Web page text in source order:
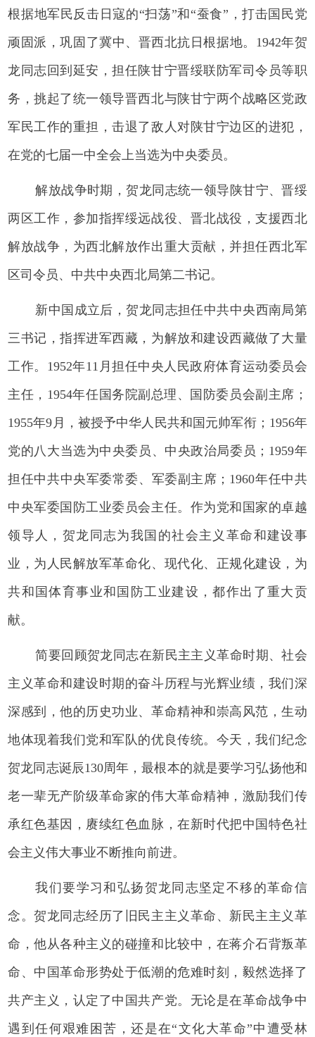
根据地军民反击日寇的“扫荡”和“蚕食”，打击国民党
顽固派，巩固了冀中、晋西北抗日根据地。1942年贺
龙同志回到延安，担任陕甘宁晋绥联防军司令员等职
务，挑起了统一领导晋西北与陕甘宁两个战略区党政
军民工作的重担，击退了敌人对陕甘宁边区的进犯，
在党的七届一中全会上当选为中央委员。
解放战争时期，贺龙同志统一领导陕甘宁、晋绥
两区工作，参加指挥绥远战役、晋北战役，支援西北
解放战争，为西北解放作出重大贡献，并担任西北军
区司令员、中共中央西北局第二书记。
新中国成立后，贺龙同志担任中共中央西南局第
三书记，指挥进军西藏，为解放和建设西藏做了大量
工作。1952年11月担任中央人民政府体育运动委员会
主任，1954年任国务院副总理、国防委员会副主席；
1955年9月，被授予中华人民共和国元帅军衔；1956年
党的八大当选为中央委员、中央政治局委员；1959年
担任中共中央军委常委、军委副主席；1960年任中共
中央军委国防工业委员会主任。作为党和国家的卓越
领导人，贺龙同志为我国的社会主义革命和建设事
业，为人民解放军革命化、现代化、正规化建设，为
共和国体育事业和国防工业建设，都作出了重大贡
献。
简要回顾贺龙同志在新民主主义革命时期、社会
主义革命和建设时期的奋斗历程与光辉业绩，我们深
深感到，他的历史功业、革命精神和崇高风范，生动
地体现着我们党和军队的优良传统。今天，我们纪念
贺龙同志诞辰130周年，最根本的就是要学习弘扬他和
老一辈无产阶级革命家的伟大革命精神，激励我们传
承红色基因，赓续红色血脉，在新时代把中国特色社
会主义伟大事业不断推向前进。
我们要学习和弘扬贺龙同志坚定不移的革命信
念。贺龙同志经历了旧民主主义革命、新民主主义革
命，他从各种主义的碰撞和比较中，在蒋介石背叛革
命、中国革命形势处于低潮的危难时刻，毅然选择了
共产主义，认定了中国共产党。无论是在革命战争中
遇到任何艰难困苦，还是在“文化大革命”中遭受林